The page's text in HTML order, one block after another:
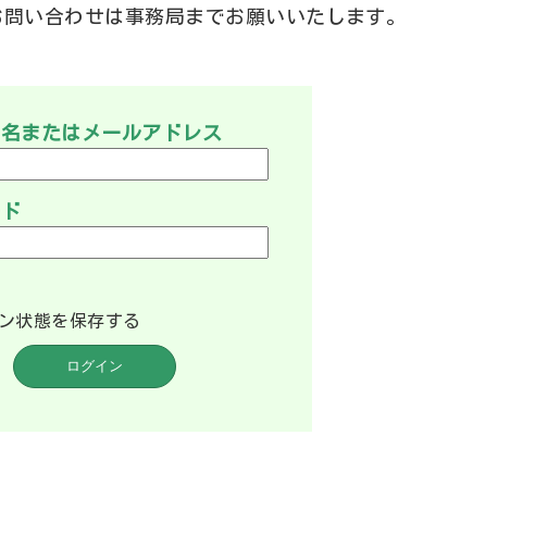
い合わせは事務局までお願いいたします。
またはメールアドレス
状態を保存する